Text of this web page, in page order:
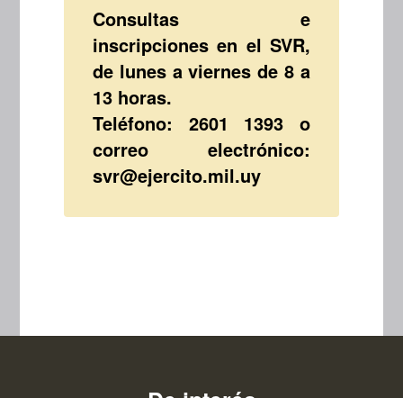
Consultas e
inscripciones en el SVR,
de lunes a viernes de 8 a
13 horas.
Teléfono: 2601 1393 o
correo electrónico:
svr@ejercito.mil.uy